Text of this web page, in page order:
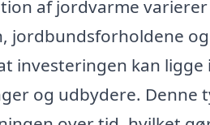
af jordvarme
jordbundsforholdene
investeringen kan
og udbydere. Denne